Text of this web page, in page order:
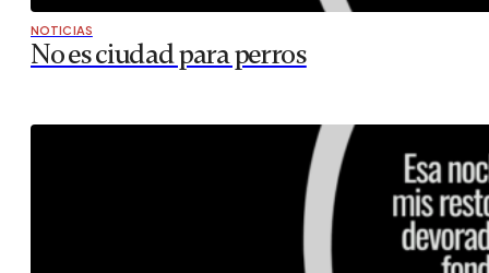
NOTICIAS
No es ciudad para perros